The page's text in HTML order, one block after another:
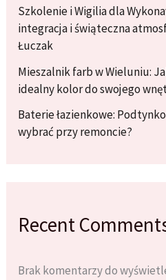
Szkolenie i Wigilia dla
integracja i świąteczna
Łuczak
Mieszalnik farb w Wieluniu:
idealny kolor do swojego
Baterie łazienkowe:
wybrać przy remoncie?
Recent
Brak komentarzy do